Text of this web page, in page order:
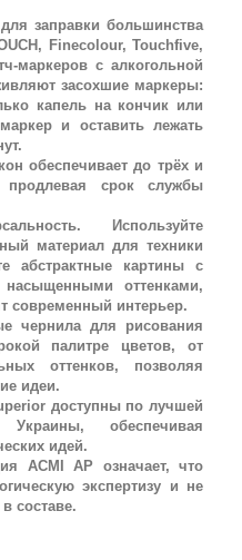
заправки большинства
Finecolour, Touchfive,
маркеров с алкогольной
засохшие маркеры:
капель на кончик или
и оставить лежать
обеспечивает до трёх и
срок службы
Используйте
материал для техники
абстрактные картины с
оттенками,
современный интерьер.
чернила для рисования
палитре цветов, от
оттенков, позволяя
идеи.
доступны по лучшей
обеспечивая
идей.
ACMI AP означает, что
экспертизу и не
составе.